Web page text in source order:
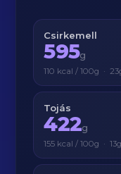
Csirkemell
595g
110 kcal / 100g ·
Tojás
422g
155 kcal / 100g ·